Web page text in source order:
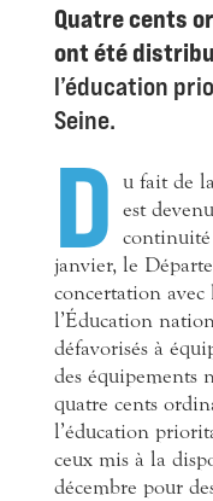
Quatre cents
ont été
l’éducation
Seine.
D u fait de
est
continuité
janvier, le
concertation avec
l’Éducation
défavorisés à
des équipements
quatre cents
l’éducation
ceux mis à la
décembre pour